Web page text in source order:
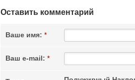
Оставить комментарий
Ваше имя: *
Ваш e-mail: *